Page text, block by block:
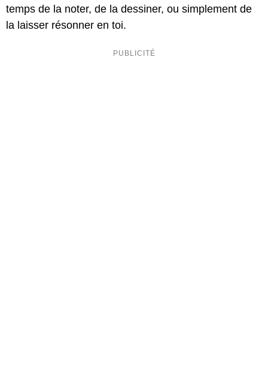
temps de la noter, de la dessiner, ou simplement de
la laisser résonner en toi.